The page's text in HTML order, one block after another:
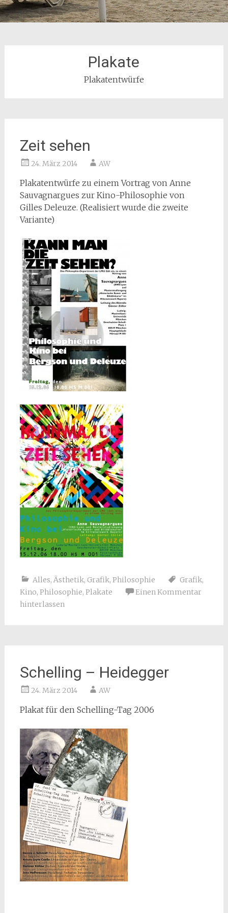
Plakate
Plakatentwürfe
Zeit sehen
24. März 2014 AW
Plakatentwürfe zu einem Vortrag von Anne
Sauvagnargues zur Kino-Philosophie von
Gilles Deleuze. (Realisiert wurde die zweite
Variante)
Alles,Ästhetik, Grafik, Philosophie Grafik,
Kino, Philosophie, Plakate
Einen Kommentar
hinterlassen
Schelling – Heidegger
24. März 2014 AW
Plakat für den Schelling-Tag 2006